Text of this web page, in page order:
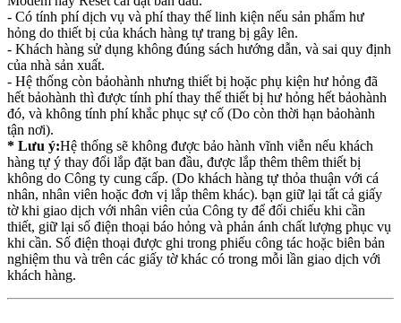
- Có tính phí dịch vụ và phí thay thế linh kiện nếu sản phẩm hư
hỏng do thiết bị của khách hàng tự trang bị gây lên.
- Khách hàng sử dụng không đúng sách hướng dẫn, và sai quy định
của nhà sản xuất.
- Hệ thống còn bảohành nhưng thiết bị hoặc phụ kiện hư hỏng đã
hết bảohành thì được tính phí thay thế thiết bị hư hỏng hết bảohành
đó, và không tính phí khắc phục sự cố (Do còn thời hạn bảohành
tận nơi).
* Lưu ý:Hệ thống sẽ không được bảo hành vĩnh viễn nếu khách
hàng tự ý thay đổi lắp đặt ban đầu, được lắp thêm thêm thiết bị
không do Công ty cung cấp. (Do khách hàng tự thỏa thuận với cá
nhân, nhân viên hoặc đơn vị lắp thêm khác). bạn giữ lại tất cả giấy
tờ khi giao dịch với nhân viên của Công ty để đối chiếu khi cần
thiết, giữ lại số điện thoại báo hỏng và phản ánh chất lượng phục vụ
khi cần. Số điện thoại được ghi trong phiếu công tác hoặc biên bản
nghiệm thu và trên các giấy tờ khác có trong mỗi lần giao dịch với
khách hàng.